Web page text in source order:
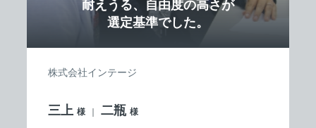
耐えうる、自由度の高さが
選定基準でした。
株式会社インテージ
三上 様 二瓶 様